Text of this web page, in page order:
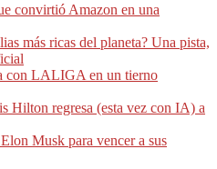
convirtió Amazon en una
más ricas del planeta? Una pista,
con LALIGA en un tierno
Hilton regresa (esta vez con IA) a
Musk para vencer a sus